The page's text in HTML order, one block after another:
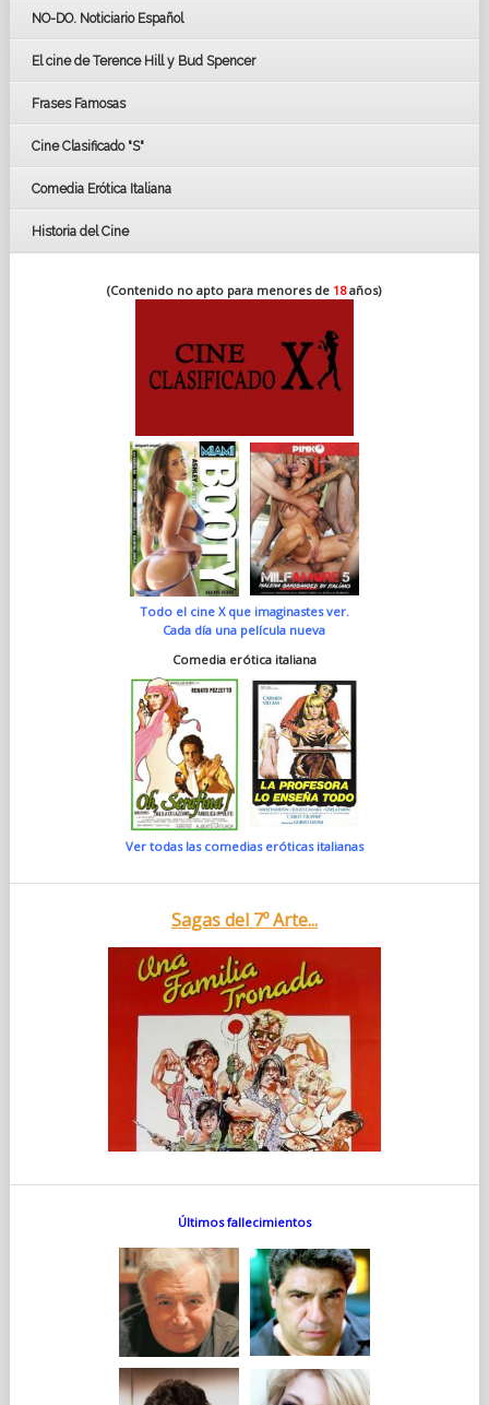
GOYAS
BAFTA
NO-DO. Noticiario Español
El cine de Terence Hill y Bud Spencer
Frases Famosas
Cine Clasificado "S"
Comedia Erótica Italiana
Historia del Cine
(Contenido no apto para menores de 18años)
Todo el cine X que imaginastes ver.
Cada día una película nueva
Comedia erótica italiana
Ver todas las comedias eróticas italianas
Sagas del 7º Arte...
Últimos fallecimientos